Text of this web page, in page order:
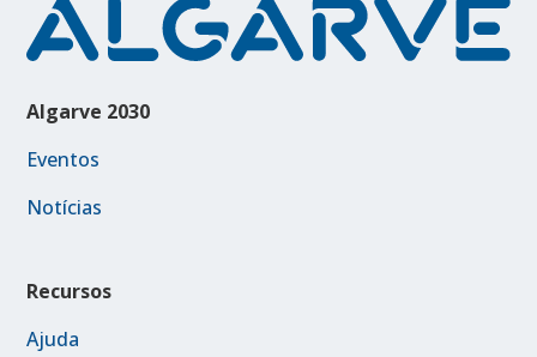
Algarve 2030
Eventos
Notícias
Recursos
Ajuda